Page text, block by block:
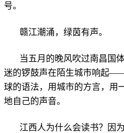
号。
赣江潮涌，绿茵有声。
当五月的晚风吹过南昌国
迷的锣鼓声在陌生城市响起
球的语法，用城市的方言，用
地自己的声音。
江西人为什么会读书？因